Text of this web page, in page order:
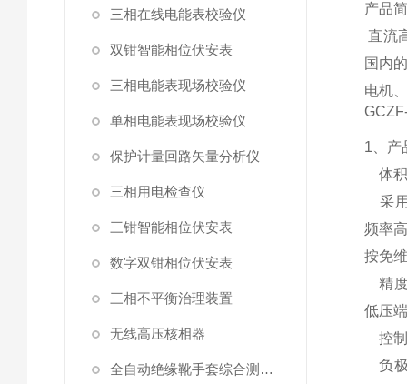
三相在线电能表校验仪
双钳智能相位伏安表
三相电能表现场校验仪
单相电能表现场校验仪
保护计量回路矢量分析仪
三相用电检查仪
三钳智能相位伏安表
数字双钳相位伏安表
三相不平衡治理装置
无线高压核相器
全自动绝缘靴手套综合测试仪
产品
直流
国内
电机
1、产
体积
采用
频率
按免
精度
低压
控制
负极